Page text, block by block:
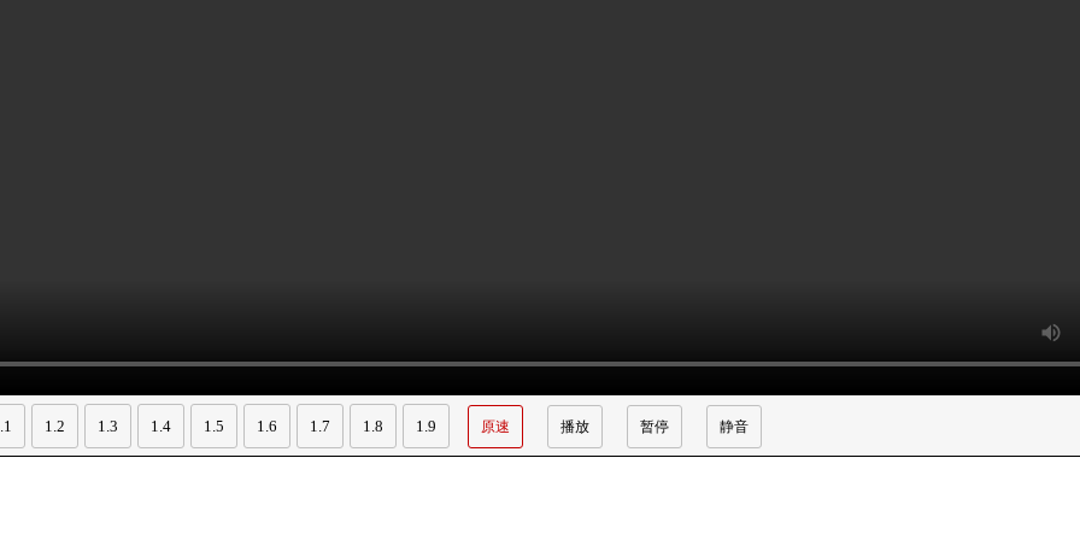
1.2 1.3 1.4 1.5 1.6 1.7 1.8 1.9 原速 播放 暂停 静音